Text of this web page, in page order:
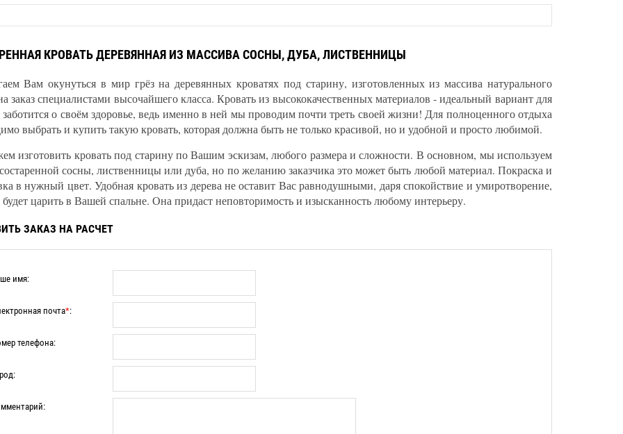
КРОВАТЬ ДЕРЕВЯННАЯ ИЗ МАССИВА СОСНЫ, ДУБА, ЛИСТВЕННИЦЫ
Вам окунуться в мир грёз на деревянных кроватях под старину, изготовленных из массива натурального
заказ специалистами высочайшего класса. Кровать из высококачественных материалов - идеальный вариант для
заботится о своём здоровье, ведь именно в ней мы проводим почти треть своей жизни! Для полноценного отдыха
выбрать и купить такую кровать, которая должна быть не только красивой, но и удобной и просто любимой.
изготовить кровать под старину по Вашим эскизам, любого размера и сложности. В основном, мы используем
сосны, лиственницы или дуба, но по желанию заказчика это может быть любой материал. Покраска и
в нужный цвет. Удобная кровать из дерева не оставит Вас равнодушными, даря спокойствие и умиротворение,
будет царить в Вашей спальне. Она придаст неповторимость и изысканность любому интерьеру.
ЗАКАЗ НА РАСЧЕТ
имя:
почта*:
телефона: